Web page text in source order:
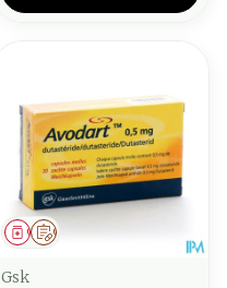
Op voorschrift
Geneesmiddel
Gsk